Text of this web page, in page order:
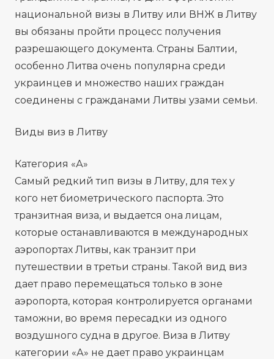
национальной визы в Литву или ВНЖ в Литву
вы обязаны пройти процесс получения
разрешающего документа. Страны Балтии,
особенно Литва очень популярна среди
украинцев и множество наших граждан
соединены с гражданами Литвы узами семьи.
Виды виз в Литву
Категория «А»
Самый редкий тип визы в Литву, для тех у
кого нет биометрического паспорта. Это
транзитная виза, и выдается она лицам,
которые останавливаются в международных
аэропортах Литвы, как транзит при
путешествии в третьи страны. Такой вид виз
дает право перемещаться только в зоне
аэропорта, которая контролируется органами
таможни, во время пересадки из одного
воздушного судна в другое. Виза в Литву
категории «А» не дает право украинцам